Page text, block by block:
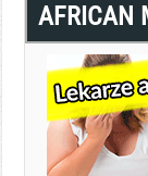
AFRICAN